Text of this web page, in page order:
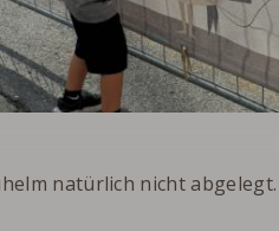
natürlich nicht